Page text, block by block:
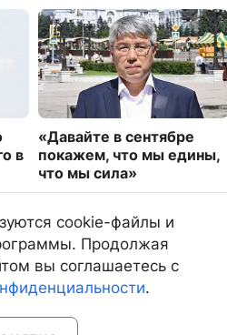
в
«Давайте в сентябре
покажем, что мы едины,
что мы сила»
cookie-файлы и
Продолжая
вы соглашаетесь с
.